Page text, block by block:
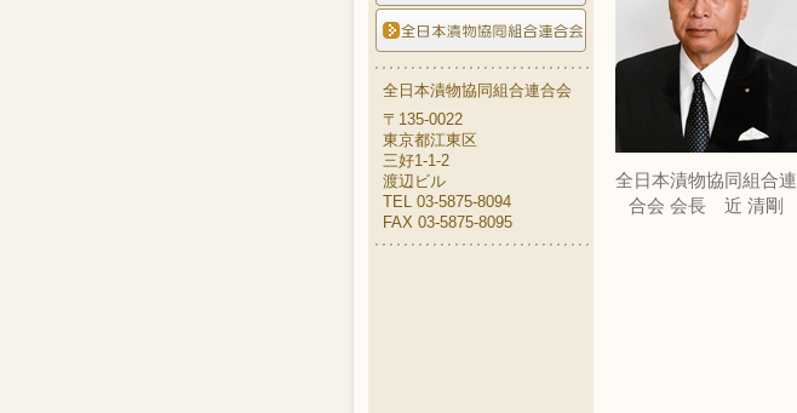
全日本漬物協同組合連合会
〒135-0022
東京都江東区
三好1-1-2
渡辺ビル
TEL 03-5875-8094
FAX 03-5875-8095
全日本漬物協同組合連
合会 会長 近 清剛